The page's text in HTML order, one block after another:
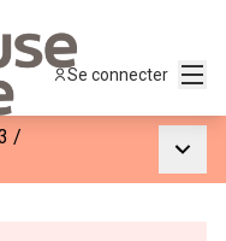
Se connecter
/